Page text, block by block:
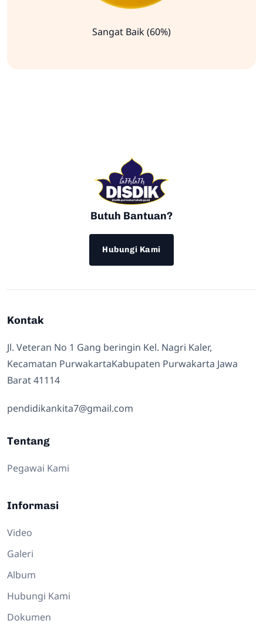
Sangat Baik (60%)
Butuh Bantuan?
Hubungi Kami
Kontak
Jl. Veteran No 1 Gang beringin Kel. Nagri Kaler,
Kecamatan PurwakartaKabupaten Purwakarta Jawa
Barat 41114
pendidikankita7@gmail.com
Tentang
Pegawai Kami
Informasi
Video
Galeri
Album
Hubungi Kami
Dokumen